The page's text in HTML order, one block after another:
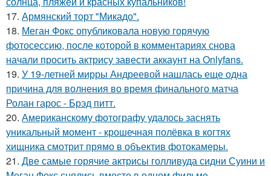
17. Армянский торт "Микадо".
18. Меган Фокс опубликовала новую горячую
фотосессию, после которой в комментариях снова
начали просить актрису завести аккаунт на Onlyfans.
19. У 19-летней мирры Андреевой нашлась еще одна
причина для волнения во время финального матча
Ролан гарос - Брэд питт.
20. Американскому фотографу удалось заснять
уникальный момент - крошечная полёвка в когтях
хищника смотрит прямо в объектив фотокамеры.
21. Две самые горячие актрисы голливуда сидни Суини и